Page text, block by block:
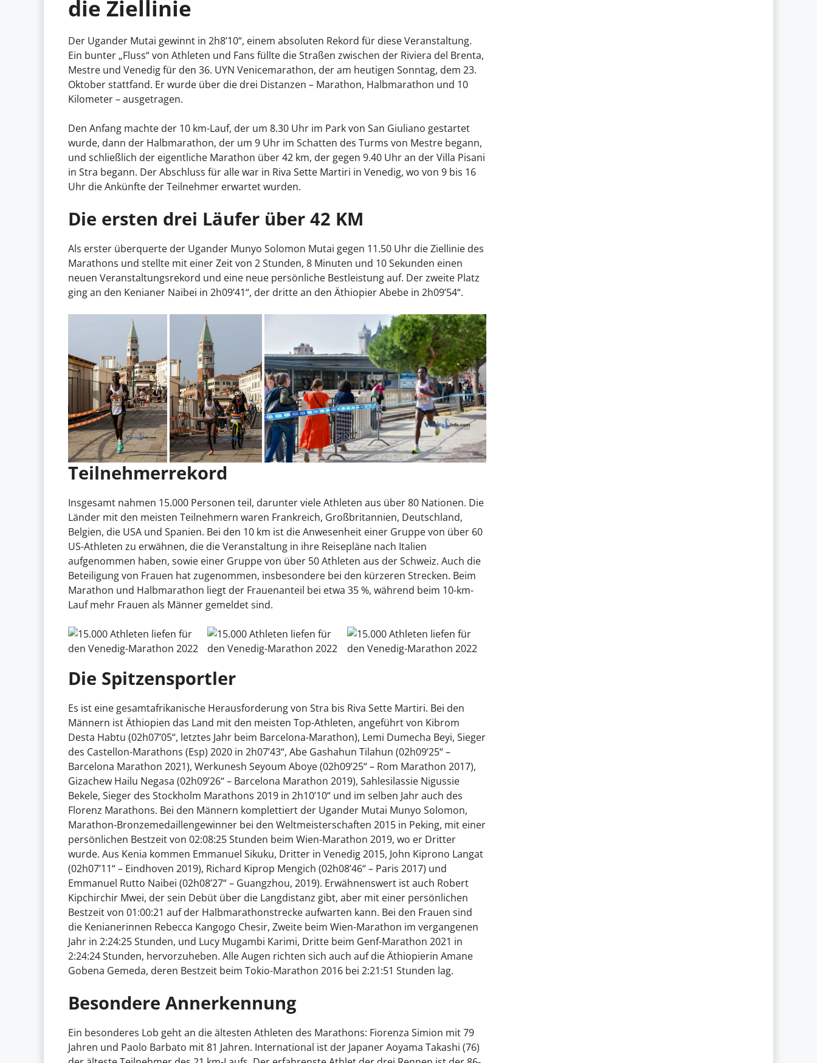
die Ziellinie
Der Ugander Mutai gewinnt in 2h8’10“, einem absoluten Rekord für diese Veranstaltung.
Ein bunter „Fluss“ von Athleten und Fans füllte die Straßen zwischen der Riviera del Brenta,
Mestre und Venedig für den 36. UYN Venicemarathon, der am heutigen Sonntag, dem 23.
Oktober stattfand. Er wurde über die drei Distanzen – Marathon, Halbmarathon und 10
Kilometer – ausgetragen.
Den Anfang machte der 10 km-Lauf, der um 8.30 Uhr im Park von San Giuliano gestartet
wurde, dann der Halbmarathon, der um 9 Uhr im Schatten des Turms von Mestre begann,
und schließlich der eigentliche Marathon über 42 km, der gegen 9.40 Uhr an der Villa Pisani
in Stra begann. Der Abschluss für alle war in Riva Sette Martiri in Venedig, wo von 9 bis 16
Uhr die Ankünfte der Teilnehmer erwartet wurden.
Die ersten drei Läufer über 42 KM
Als erster überquerte der Ugander Munyo Solomon Mutai gegen 11.50 Uhr die Ziellinie des
Marathons und stellte mit einer Zeit von 2 Stunden, 8 Minuten und 10 Sekunden einen
neuen Veranstaltungsrekord und eine neue persönliche Bestleistung auf. Der zweite Platz
ging an den Kenianer Naibei in 2h09’41“, der dritte an den Äthiopier Abebe in 2h09’54“.
Teilnehmerrekord
Insgesamt nahmen 15.000 Personen teil, darunter viele Athleten aus über 80 Nationen. Die
Länder mit den meisten Teilnehmern waren Frankreich, Großbritannien, Deutschland,
Belgien, die USA und Spanien. Bei den 10 km ist die Anwesenheit einer Gruppe von über 60
US-Athleten zu erwähnen, die die Veranstaltung in ihre Reisepläne nach Italien
aufgenommen haben, sowie einer Gruppe von über 50 Athleten aus der Schweiz. Auch die
Beteiligung von Frauen hat zugenommen, insbesondere bei den kürzeren Strecken. Beim
Marathon und Halbmarathon liegt der Frauenanteil bei etwa 35 %, während beim 10-km-
Lauf mehr Frauen als Männer gemeldet sind.
Die Spitzensportler
Es ist eine gesamtafrikanische Herausforderung von Stra bis Riva Sette Martiri. Bei den
Männern ist Äthiopien das Land mit den meisten Top-Athleten, angeführt von Kibrom
Desta Habtu (02h07’05“, letztes Jahr beim Barcelona-Marathon), Lemi Dumecha Beyi, Sieger
des Castellon-Marathons (Esp) 2020 in 2h07’43“, Abe Gashahun Tilahun (02h09’25“ –
Barcelona Marathon 2021), Werkunesh Seyoum Aboye (02h09’25“ – Rom Marathon 2017),
Gizachew Hailu Negasa (02h09’26“ – Barcelona Marathon 2019), Sahlesilassie Nigussie
Bekele, Sieger des Stockholm Marathons 2019 in 2h10’10“ und im selben Jahr auch des
Florenz Marathons. Bei den Männern komplettiert der Ugander Mutai Munyo Solomon,
Marathon-Bronzemedaillengewinner bei den Weltmeisterschaften 2015 in Peking, mit einer
persönlichen Bestzeit von 02:08:25 Stunden beim Wien-Marathon 2019, wo er Dritter
wurde. Aus Kenia kommen Emmanuel Sikuku, Dritter in Venedig 2015, John Kiprono Langat
(02h07’11“ – Eindhoven 2019), Richard Kiprop Mengich (02h08’46“ – Paris 2017) und
Emmanuel Rutto Naibei (02h08’27“ – Guangzhou, 2019). Erwähnenswert ist auch Robert
Kipchirchir Mwei, der sein Debüt über die Langdistanz gibt, aber mit einer persönlichen
Bestzeit von 01:00:21 auf der Halbmarathonstrecke aufwarten kann. Bei den Frauen sind
die Kenianerinnen Rebecca Kangogo Chesir, Zweite beim Wien-Marathon im vergangenen
Jahr in 2:24:25 Stunden, und Lucy Mugambi Karimi, Dritte beim Genf-Marathon 2021 in
2:24:24 Stunden, hervorzuheben. Alle Augen richten sich auch auf die Äthiopierin Amane
Gobena Gemeda, deren Bestzeit beim Tokio-Marathon 2016 bei 2:21:51 Stunden lag.
Besondere Annerkennung
Ein besonderes Lob geht an die ältesten Athleten des Marathons: Fiorenza Simion mit 79
Jahren und Paolo Barbato mit 81 Jahren. International ist der Japaner Aoyama Takashi (76)